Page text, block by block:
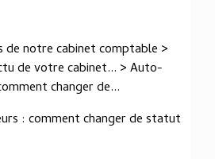
de notre cabinet comptable >
de votre cabinet... > Auto-
changer de...
: comment changer de statut